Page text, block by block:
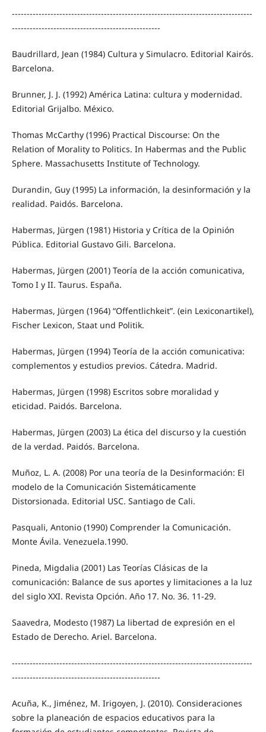
---------------------------------------------------------------------------------
--------------------------------------------------
Baudrillard, Jean (1984) Cultura y Simulacro. Editorial Kairós.
Barcelona.
Brunner, J. J. (1992) América Latina: cultura y modernidad.
Editorial Grijalbo. México.
Thomas McCarthy (1996) Practical Discourse: On the
Relation of Morality to Politics. In Habermas and the Public
Sphere. Massachusetts Institute of Technology.
Durandin, Guy (1995) La información, la desinformación y la
realidad. Paidós. Barcelona.
Habermas, Jürgen (1981) Historia y Crítica de la Opinión
Pública. Editorial Gustavo Gili. Barcelona.
Habermas, Jürgen (2001) Teoría de la acción comunicativa,
Tomo I y II. Taurus. España.
Habermas, Jürgen (1964) “Offentlichkeit”. (ein Lexiconartikel),
Fischer Lexicon, Staat und Politik.
Habermas, Jürgen (1994) Teoría de la acción comunicativa:
complementos y estudios previos. Cátedra. Madrid.
Habermas, Jürgen (1998) Escritos sobre moralidad y
eticidad. Paidós. Barcelona.
Habermas, Jürgen (2003) La ética del discurso y la cuestión
de la verdad. Paidós. Barcelona.
Muñoz, L. A. (2008) Por una teoría de la Desinformación: El
modelo de la Comunicación Sistemáticamente
Distorsionada. Editorial USC. Santiago de Cali.
Pasquali, Antonio (1990) Comprender la Comunicación.
Monte Ávila. Venezuela.1990.
Pineda, Migdalia (2001) Las Teorías Clásicas de la
comunicación: Balance de sus aportes y limitaciones a la luz
del siglo XXI. Revista Opción. Año 17. No. 36. 11-29.
Saavedra, Modesto (1987) La libertad de expresión en el
Estado de Derecho. Ariel. Barcelona.
---------------------------------------------------------------------------------
--------------------------------------------------
Acuña, K., Jiménez, M. Irigoyen, J. (2010). Consideraciones
sobre la planeación de espacios educativos para la